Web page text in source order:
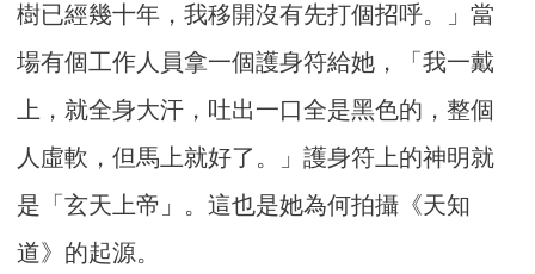
樹已經幾十年，我移開沒有先打個招呼。」當
場有個工作人員拿一個護身符給她，「我一戴
上，就全身大汗，吐出一口全是黑色的，整個
人虛軟，但馬上就好了。」護身符上的神明就
是「玄天上帝」。這也是她為何拍攝《天知
道》的起源。